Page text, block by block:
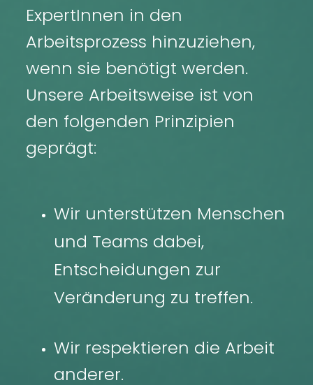
ExpertInnen in den
Arbeitsprozess hinzuziehen,
wenn sie benötigt werden.
Unsere Arbeitsweise ist von
den folgenden Prinzipien
geprägt:
Wir unterstützen Menschen
und Teams dabei,
Entscheidungen zur
Veränderung zu treffen.
Wir respektieren die Arbeit
anderer.
KONTAKT
Consulting Collective
Email: info(at)consultingcollective.de
Impressum